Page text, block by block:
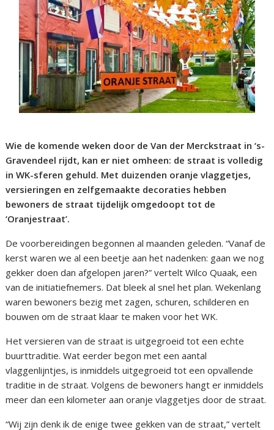
Wie de komende weken door de Van der Merckstraat in ‘s-
Gravendeel rijdt, kan er niet omheen: de straat is volledig
in WK-sferen gehuld. Met duizenden oranje vlaggetjes,
versieringen en zelfgemaakte decoraties hebben
bewoners de straat tijdelijk omgedoopt tot de
‘Oranjestraat’.
De voorbereidingen begonnen al maanden geleden. “Vanaf de
kerst waren we al een beetje aan het nadenken: gaan we nog
gekker doen dan afgelopen jaren?” vertelt Wilco Quaak, een
van de initiatiefnemers. Dat bleek al snel het plan. Wekenlang
waren bewoners bezig met zagen, schuren, schilderen en
bouwen om de straat klaar te maken voor het WK.
Het versieren van de straat is uitgegroeid tot een echte
buurttraditie. Wat eerder begon met een aantal
vlaggenlijntjes, is inmiddels uitgegroeid tot een opvallende
traditie in de straat. Volgens de bewoners hangt er inmiddels
meer dan een kilometer aan oranje vlaggetjes door de straat.
“Wij zijn denk ik de enige twee gekken van de straat,” vertelt